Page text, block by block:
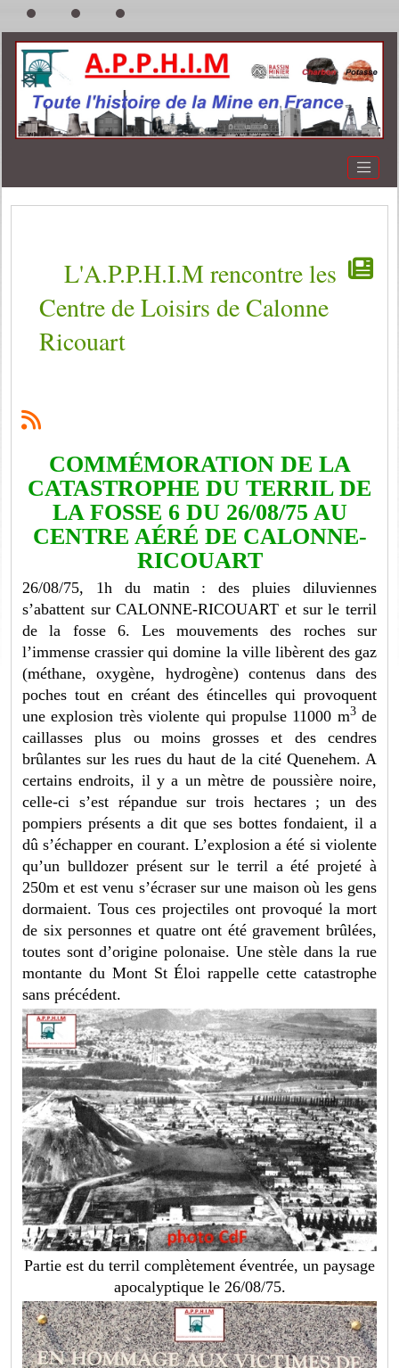
L'A.P.P.H.I.M rencontre les
Centre de Loisirs de Calonne
Ricouart
COMMÉMORATION DE LA
CATASTROPHE DU TERRIL DE
LA FOSSE 6 DU 26/08/75 AU
CENTRE AÉRÉ DE CALONNE-
RICOUART
26/08/75, 1h du matin : des pluies diluviennes
s’abattent sur CALONNE-RICOUART et sur le terril
de la fosse 6. Les mouvements des roches sur
l’immense crassier qui domine la ville libèrent des gaz
(méthane, oxygène, hydrogène) contenus dans des
poches tout en créant des étincelles qui provoquent
une explosion très violente qui propulse 11000 m3de
caillasses plus ou moins grosses et des cendres
brûlantes sur les rues du haut de la cité Quenehem. A
certains endroits, il y a un mètre de poussière noire,
celle-ci s’est répandue sur trois hectares ; un des
pompiers présents a dit que ses bottes fondaient, il a
dû s’échapper en courant. L’explosion a été si violente
qu’un bulldozer présent sur le terril a été projeté à
250m et est venu s’écraser sur une maison où les gens
dormaient. Tous ces projectiles ont provoqué la mort
de six personnes et quatre ont été gravement brûlées,
toutes sont d’origine polonaise. Une stèle dans la rue
montante du Mont St Éloi rappelle cette catastrophe
sans précédent.
Partie est du terril complètement éventrée, un paysage
apocalyptique le 26/08/75.